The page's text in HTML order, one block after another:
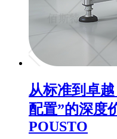
从标准到卓
配置”的深度
POUSTO